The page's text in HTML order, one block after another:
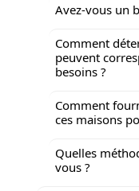
Avez-vous un
Comment
peuvent
besoins ?
Comment
ces maisons
Quelles
vous ?